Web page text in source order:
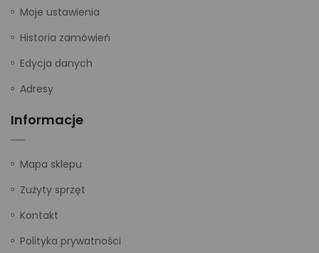
Moje ustawienia
Historia zamówień
Edycja danych
Adresy
Informacje
Mapa sklepu
Zużyty sprzęt
Kontakt
Polityka prywatności